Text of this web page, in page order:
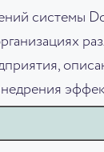
системы